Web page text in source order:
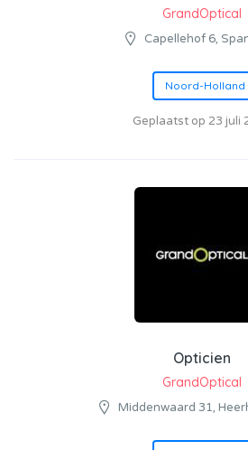
GrandOptical
Capellehof 6,
Noord-Holland
Geplaatst op 23 juli
Opticien
GrandOptical
Middenwaard 31,